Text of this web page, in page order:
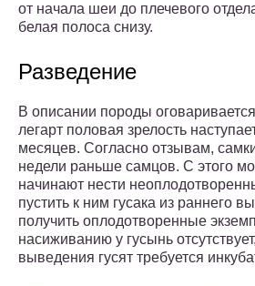
от начала шеи до плечевого
белая полоса снизу.
Разведение
В описании породы
легарт половая зрелость
месяцев. Согласно отзывам,
недели раньше самцов. С этого
начинают нести
пустить к ним гусака из раннего
получить оплодотворенные
насиживанию у гусынь
выведения гусят требуется